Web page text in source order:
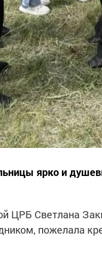
ярко и
ЦРБ Светлана
пожелала